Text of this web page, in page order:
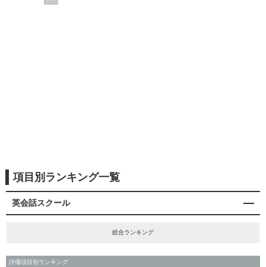
項目別ランキング一覧
英会話スクール
総合ランキング
評価項目別ランキング